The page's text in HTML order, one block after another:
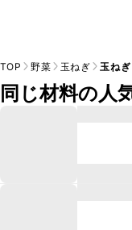
TOP 野菜 玉ねぎ 玉ね
同じ材料の人